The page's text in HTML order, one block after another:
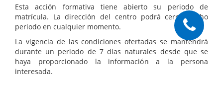
Esta acción formativa tiene abierto su periodo de
matrícula. La dirección del centro podrá cerrar dicho
periodo en cualquier momento.
La vigencia de las condiciones ofertadas se mantendrá
durante un periodo de 7 días naturales desde que se
haya proporcionado la información a la persona
interesada.